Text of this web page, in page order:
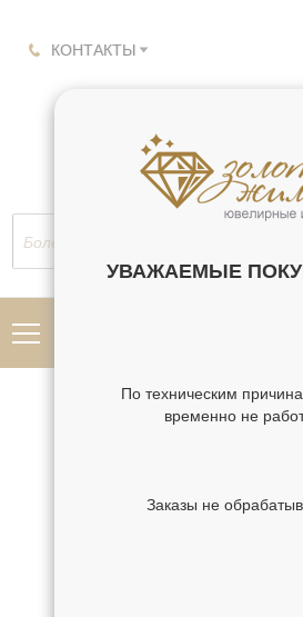
КОНТАКТЫ
УВАЖАЕМЫЕ
По техническим
временно не
Заказы не